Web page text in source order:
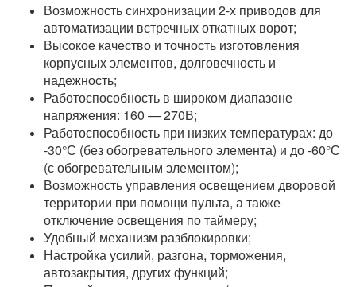
Возможность синхронизации 2-х приводов для
автоматизации встречных откатных ворот;
Высокое качество и точность изготовления
корпусных элементов, долговечность и
надежность;
Работоспособность в широком диапазоне
напряжения: 160 — 270В;
Работоспособность при низких температурах: до
-30°С (без обогревательного элемента) и до -60°С
(с обогревательным элементом);
Возможность управления освещением дворовой
территории при помощи пульта, а также
отключение освещения по таймеру;
Удобный механизм разблокировки;
Настройка усилий, разгона, торможения,
автозакрытия, других функций;